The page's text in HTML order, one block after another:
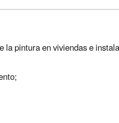
pintura en viviendas e